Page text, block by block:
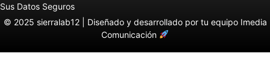
Sus Datos Seguros
© 2025 sierralab12 | Diseñado y desarrollado por tu equipo Imedia
Comunicación